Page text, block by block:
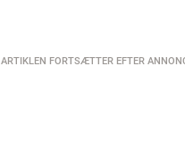
ARTIKLEN FORTSÆTTER EFTER